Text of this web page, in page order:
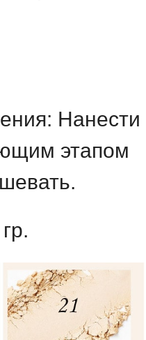
: Нанести
этапом